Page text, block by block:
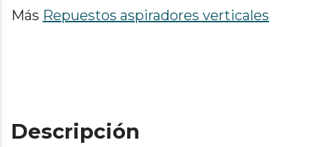
Más Repuestos aspiradores verticales
Descripción